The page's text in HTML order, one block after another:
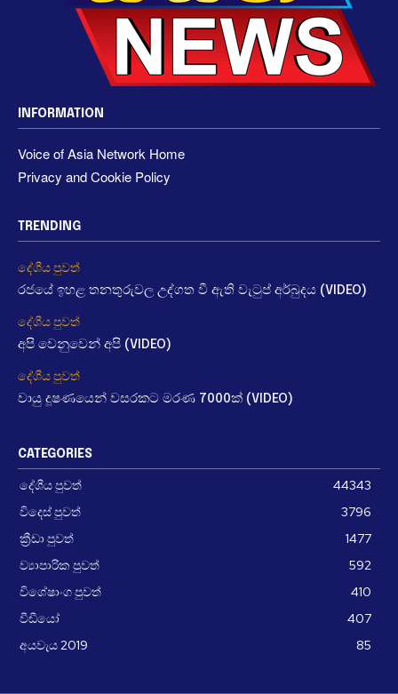
INFORMATION
Voice of Asia Network Home
Privacy and Cookie Policy
TRENDING
දේශීය පුවත්
රජයේ ඉහළ තනතුරුවල උද්ගත වී ඇති වැටුප් අර්බුදය (VIDEO)
දේශීය පුවත්
අපි වෙනුවෙන් අපි (VIDEO)
දේශීය පුවත්
වායු දූෂණයෙන් වසරකට මරණ 7000ක් (VIDEO)
CATEGORIES
දේශීය පුවත්
44343
විදෙස් පුවත්
3796
ක්‍රීඩා පුවත්
1477
ව්‍යාපාරික පුවත්
592
විශේෂාංග පුවත්
410
වීඩීයෝ
407
අයවැය 2019
85